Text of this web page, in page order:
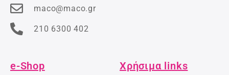
maco@maco.gr
210 6300 402
e-Shop Χρήσιμα links